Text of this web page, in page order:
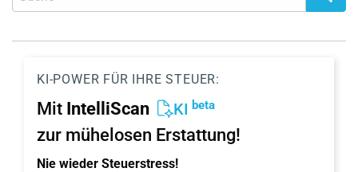
KI-POWER FÜR IHRE STEUER:
Mit IntelliScan KI beta
zur mühelosen Erstattung!
Nie wieder Steuerstress!